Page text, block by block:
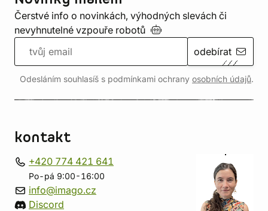
Čerstvé info o novinkách, výhodných slevách či
nevyhnutelné vzpouře robotů
odebírat
Odesláním souhlasíš s podmínkami ochrany osobních údajů.
kontakt
+420 774 421 641
Po-pá 9:00-16:00
info@imago.cz
Discord